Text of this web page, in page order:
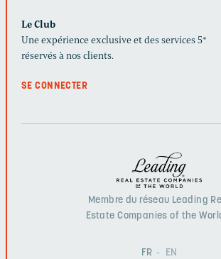
Le Club
Une expérience exclusive et des services 5*
réservés à nos clients.
SE CONNECTER
Membre du réseau Leading
Estate Companies of the
FR EN